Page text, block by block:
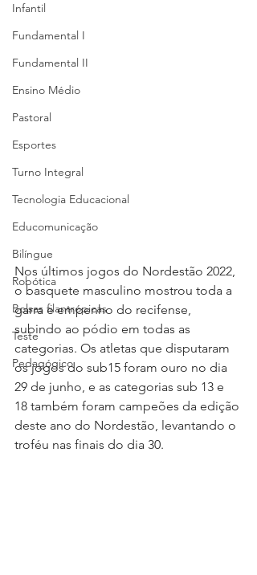
Infantil
Fundamental I
Fundamental II
Ensino Médio
Pastoral
Esportes
Turno Integral
Tecnologia Educacional
Educomunicação
Bilíngue
Robótica
Bolsas filantrópicas
Teste
Pedagógico
Nos últimos jogos do Nordestão 2022,
o basquete masculino mostrou toda a
garra e empenho do recifense,
subindo ao pódio em todas as
categorias. Os atletas que disputaram
os jogos do sub15 foram ouro no dia
29 de junho, e as categorias sub 13 e
18 também foram campeões da edição
deste ano do Nordestão, levantando o
troféu nas finais do dia 30.